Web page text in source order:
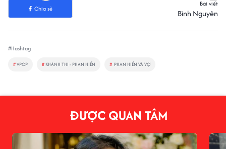
Chia sẻ
Bài viết
Bình Nguyên
#Hashtag
#VPOP # KHÁNH THI - PHAN HIỂN # PHAN HIỂN VÀ VỢ
ĐƯỢC QUAN TÂM